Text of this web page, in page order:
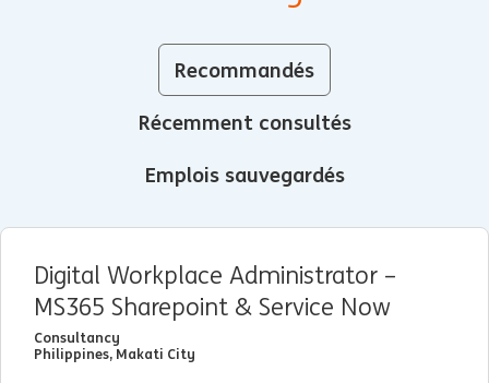
Recommandés
Récemment consultés
Emplois sauvegardés
Digital Workplace Administrator –
MS365 Sharepoint & Service Now
Consultancy
Philippines, Makati City